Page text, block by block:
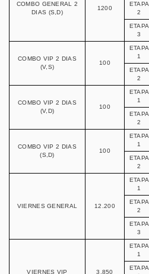
COMBO GENERAL 2
DIAS (S,D)
1200
ETAPA
2
ETAPA
3
COMBO VIP 2 DIAS
(V,S)
100
ETAPA
1
ETAPA
2
COMBO VIP 2 DIAS
(V,D)
100
ETAPA
1
ETAPA
2
COMBO VIP 2 DIAS
(S,D)
100
ETAPA
1
ETAPA
2
VIERNES GENERAL 12.200
ETAPA
1
ETAPA
2
ETAPA
3
VIERNES VIP 3.850
ETAPA
1
ETAPA